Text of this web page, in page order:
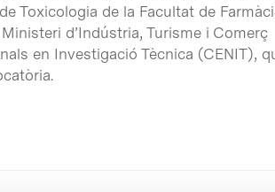
Toxicologia de la Facultat de
d’Indústria, Turisme i Comerç
en Investigació Tècnica (CENIT),